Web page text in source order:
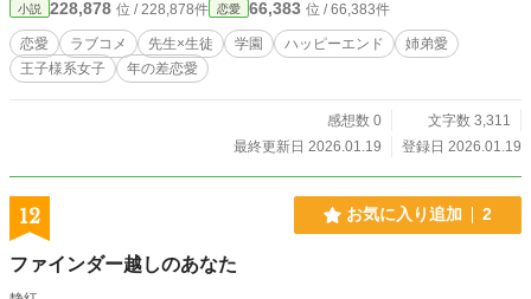
小説 228,878 位 / 228,878件 恋愛 66,383 位 / 66,383件
恋愛 ラブコメ 先生×生徒 学園 ハッピーエンド
姉弟愛
王子様系女子
年の差恋愛
感想数 0
文字数 3,311
最終更新日 2026.01.19
登録日 2026.01.19
12 お気に入り追加 2
ファインダー越しのあなた